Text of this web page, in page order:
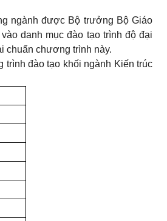
ngành được Bộ trưởng Bộ Giáo
danh mục đào tạo trình độ đại
chuẩn chương trình này.
trình đào tạo khối ngành Kiến trúc